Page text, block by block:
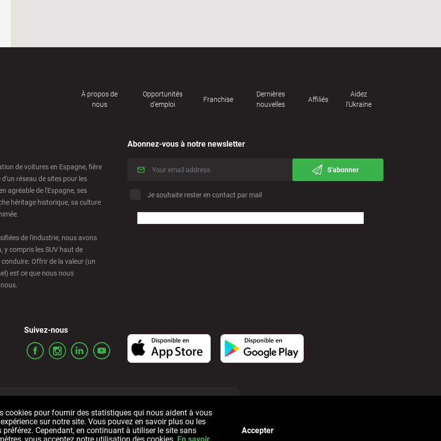
À propos de
nous
Opportunités
d'emploi
Franchise
Dernières
nouvelles
Affiliés
Aidez
l'Ukraine
de voitures en Espagne, fière
réseau de sites pour les
agréable de l'Espagne, ses
héritage historique, sa culture
de l'industrie, nous avons
y compris les SUV haut de
Offrir de la valeur (un
est ce que nous nous
Abonnez-vous à notre newsletter
S'abonner
Je souhaite rester en contact par mail
Suivez-nous
Powered by
cookies pour fournir des statistiques qui nous aident à vous
sur notre site. Vous pouvez en savoir plus ou les
préférez. Cependant, en continuant à utiliser le site sans
Accepter